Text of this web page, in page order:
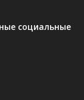
социальные